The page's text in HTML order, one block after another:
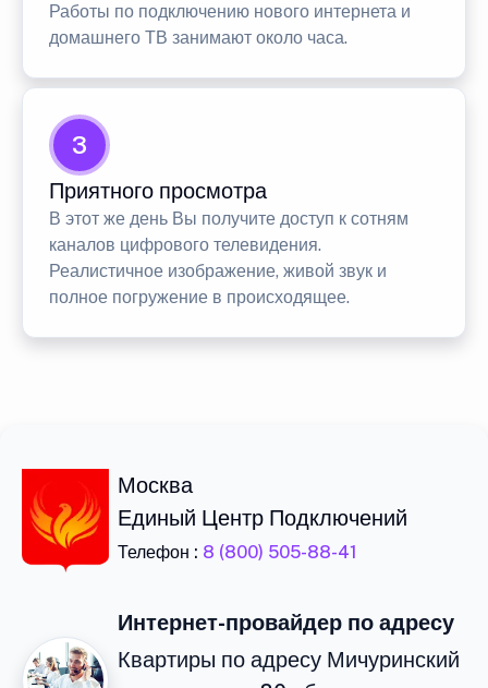
Работы по подключению нового интернета и
домашнего ТВ занимают около часа.
3
Приятного просмотра
В этот же день Вы получите доступ к сотням
каналов цифрового телевидения.
Реалистичное изображение, живой звук и
полное погружение в происходящее.
Москва
Единый Центр Подключений
Телефон : 8 (800) 505-88-41
Интернет-провайдер по адресу
Квартиры по адресу Мичуринский